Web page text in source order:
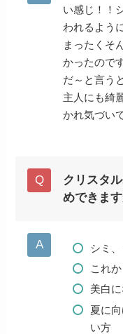
い感じ！！
われるよう
まったくそ
かったので
だ～と言う
主人にも綺
かれ気づい
クリスタ
めできます
シミ
これ
美白に
夏に
い方